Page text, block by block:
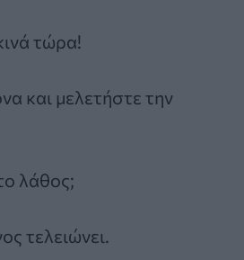
τώρα!
και μελετήστε την
λάθος;
τελειώνει.